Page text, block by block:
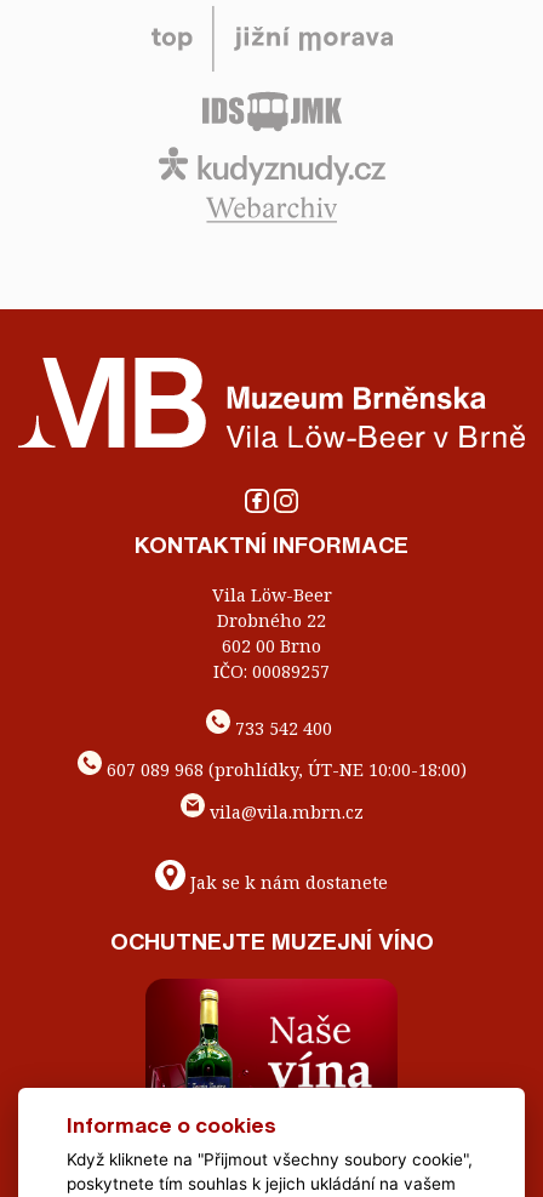
KONTAKTNÍ INFORMACE
Vila Löw-Beer
Drobného 22
602 00 Brno
IČO: 00089257
733 542 400
607 089 968 (prohlídky, ÚT-NE 10:00-18:00)
vila@vila.mbrn.cz
Jak se k nám dostanete
OCHUTNEJTE MUZEJNÍ VÍNO
Informace o cookies
Když kliknete na "Přijmout všechny soubory cookie",
poskytnete tím souhlas k jejich ukládání na vašem